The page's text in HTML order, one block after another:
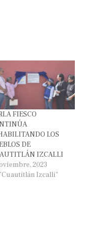
FIESCO
LOS
DE
IZCALLI
2023
Izcalli"